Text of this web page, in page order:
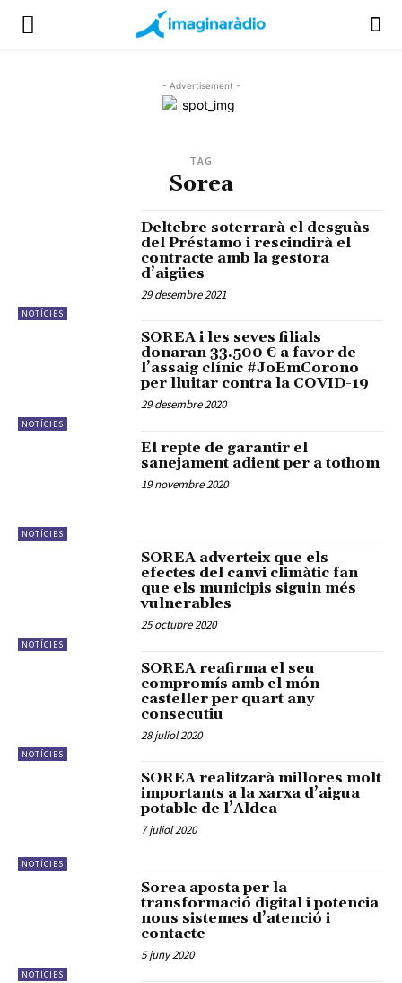
- Advertisement -
TAG
Sorea
NOTÍCIES
Deltebre soterrarà el desguàs
del Préstamo i rescindirà el
contracte amb la gestora
d’aigües
29 desembre 2021
NOTÍCIES
SOREA i les seves filials
donaran 33.500 € a favor de
l’assaig clínic #JoEmCorono
per lluitar contra la COVID-19
29 desembre 2020
NOTÍCIES
El repte de garantir el
sanejament adient per a tothom
19 novembre 2020
NOTÍCIES
SOREA adverteix que els
efectes del canvi climàtic fan
que els municipis siguin més
vulnerables
25 octubre 2020
NOTÍCIES
SOREA reafirma el seu
compromís amb el món
casteller per quart any
consecutiu
28 juliol 2020
NOTÍCIES
SOREA realitzarà millores molt
importants a la xarxa d’aigua
potable de l’Aldea
7 juliol 2020
NOTÍCIES
Sorea aposta per la
transformació digital i potencia
nous sistemes d’atenció i
contacte
5 juny 2020